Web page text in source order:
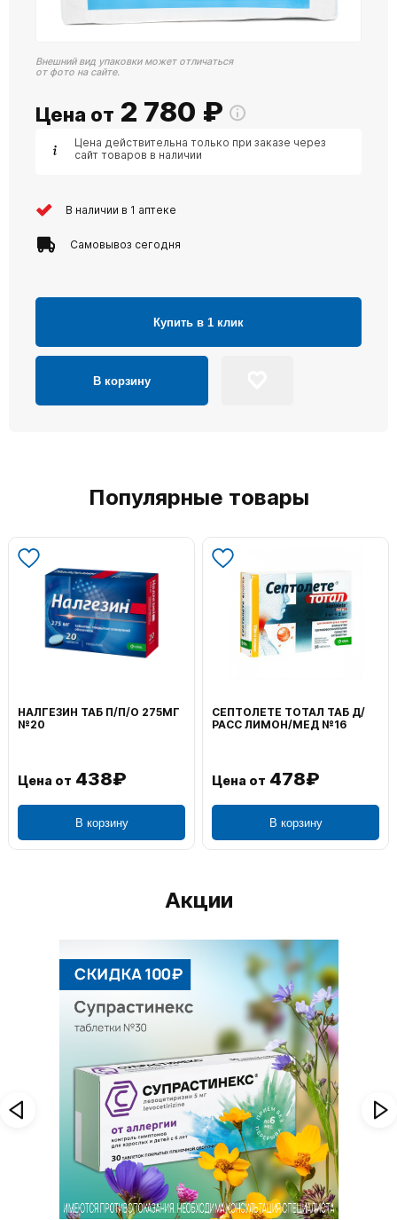
Внешний вид упаковки может отличаться
от фото на сайте.
Цена от 2 780 ₽
Цена действительна только при заказе через
сайт товаров в наличии
В наличии в 1 аптеке
Самовывоз сегодня
Купить в 1 клик
В корзину
Популярные товары
НАЛГЕЗИН ТАБ П/П/О 275МГ
№20
Цена от 438₽
В корзину
СЕПТОЛЕТЕ ТОТАЛ ТАБ Д/
РАСС ЛИМОН/МЕД №16
Цена от 478₽
В корзину
Акции